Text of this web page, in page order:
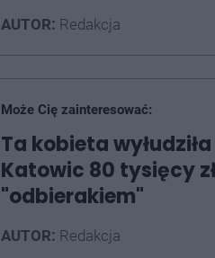
AUTOR: Redakcja
Może Cię zainteresować:
Ta kobieta
Katowic 80 tysięcy
"odbierakiem"
AUTOR: Redakcja